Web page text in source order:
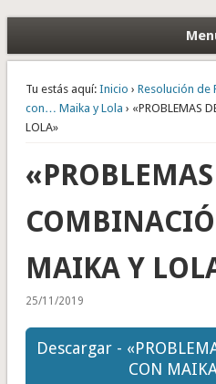
Tu estás aquí: Inicio › Resolución de
con… Maika y Lola › «PROBLEMAS
LOLA»
MAIKA Y
25/11/2019
Descargar -
CON